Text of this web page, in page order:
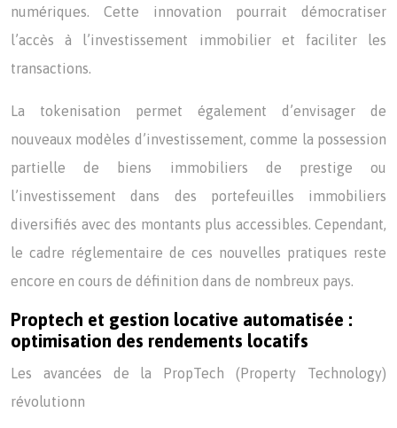
numériques. Cette innovation pourrait démocratiser
l’accès à l’investissement immobilier et faciliter les
transactions.
La tokenisation permet également d’envisager de
nouveaux modèles d’investissement, comme la possession
partielle de biens immobiliers de prestige ou
l’investissement dans des portefeuilles immobiliers
diversifiés avec des montants plus accessibles. Cependant,
le cadre réglementaire de ces nouvelles pratiques reste
encore en cours de définition dans de nombreux pays.
Proptech et gestion locative automatisée :
optimisation des rendements locatifs
Les avancées de la PropTech (Property Technology)
révolutionn